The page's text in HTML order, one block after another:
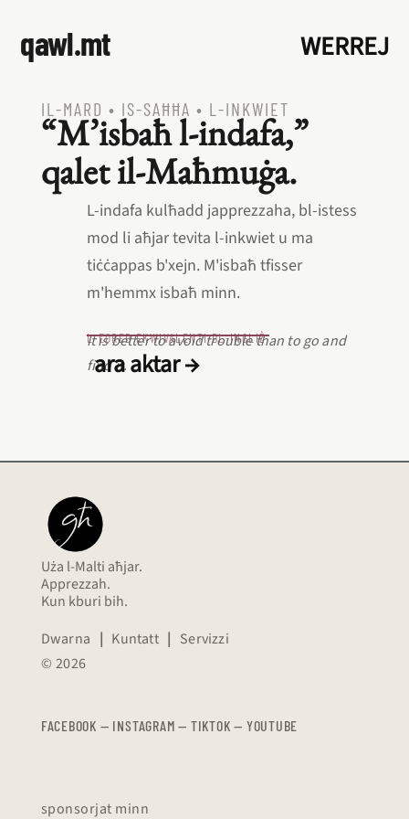
qawl.mt WERREJ
IL‑MARD • IS‑SAĦĦA • L‑INKWIET
“M’isbaħ l‑indafa,”
qalet il‑Maħmuġa.
L‑indafa kulħadd japprezzaha, bl‑istess
mod li aħjar tevita l‑inkwiet u ma
tiċċappas b'xejn. M'isbaħ tfisser
m'hemmx isbaħ minn.
L‑EQREB EKWIVALENTI BL‑INGLIŻ
It is better to avoid trouble than to go and
find it.
ara aktar →
Uża l-Malti aħjar.
Apprezzah.
Kun kburi bih.
Dwarna | Kuntatt | Servizzi
© 2026
FACEBOOK — INSTAGRAM — TIKTOK — YOUTUBE
sponsorjat minn